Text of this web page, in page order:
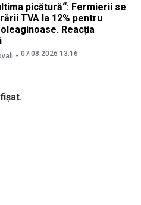
picătură“: Fermierii se
TVA la 12% pentru
Reacția
07.08.2026 13:16